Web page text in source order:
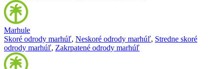
Marhule
Skoré odrody marhúľ, Neskoré odrody marhúľ, Stredne skoré
odrody marhúľ, Zakrpatené odrody marhúľ